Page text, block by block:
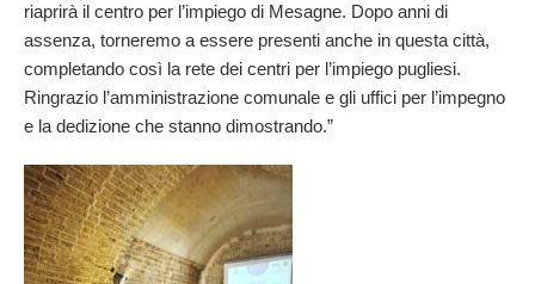
riaprirà il centro per l’impiego di Mesagne. Dopo anni di
assenza, torneremo a essere presenti anche in questa città,
completando così la rete dei centri per l’impiego pugliesi.
Ringrazio l’amministrazione comunale e gli uffici per l’impegno
e la dedizione che stanno dimostrando.”